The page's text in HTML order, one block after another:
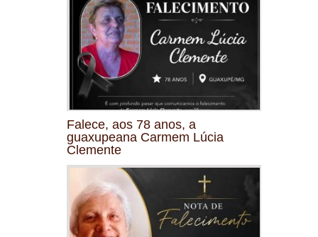
Falece, aos 78 anos, a
guaxupeana Carmem Lúcia
Clemente